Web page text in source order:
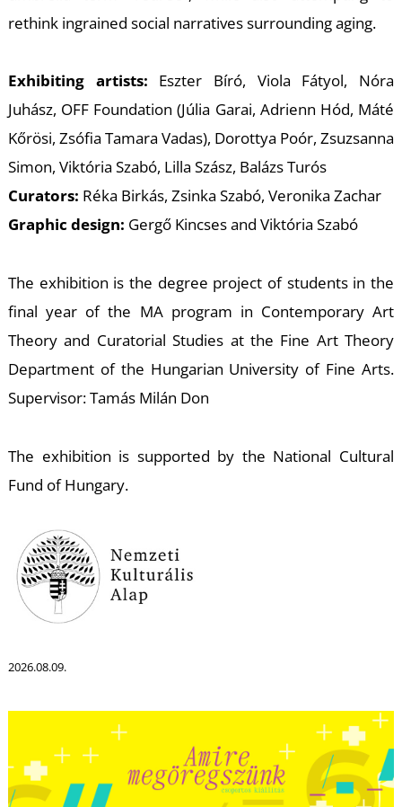
rethink ingrained social narratives surrounding aging.
Exhibiting artists: Eszter Bíró, Viola Fátyol, Nóra
Juhász, OFF Foundation (Júlia Garai, Adrienn Hód, Máté
Kőrösi, Zsófia Tamara Vadas), Dorottya Poór, Zsuzsanna
Simon, Viktória Szabó, Lilla Szász, Balázs Turós
Curators: Réka Birkás, Zsinka Szabó, Veronika Zachar
Graphic design: Gergő Kincses and Viktória Szabó
The exhibition is the degree project of students in the
final year of the MA program in Contemporary Art
Theory and Curatorial Studies at the Fine Art Theory
Department of the Hungarian University of Fine Arts.
Supervisor: Tamás Milán Don
The exhibition is supported by the National Cultural
Fund of Hungary.
2026.08.09.